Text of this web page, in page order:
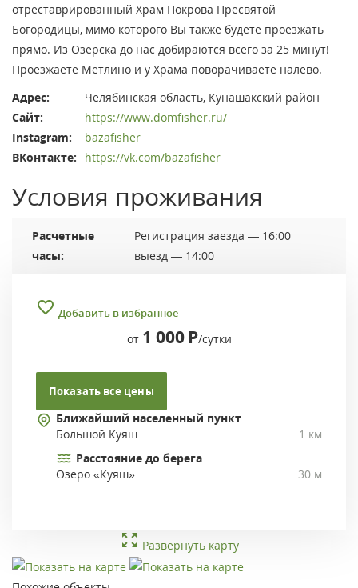
отреставрированный Храм Покрова Пресвятой
Богородицы, мимо которого Вы также будете проезжать
прямо. Из Озёрска до нас добираются всего за 25 минут!
Проезжаете Метлино и у Храма поворачиваете налево.
Адрес:
Челябинская область, Кунашакский район
Сайт:
https://www.domfisher.ru/
Instagram:
bazafisher
ВКонтакте:
https://vk.com/bazafisher
Условия проживания
Расчетные
часы:
Регистрация заезда — 16:00
выезд — 14:00
Добавить в избранное
от 1 000 Р/сутки
Показать все цены
Ближайший населенный пункт
Большой Куяш
1 км
Расстояние до берега
Озеро «Куяш»
30 м
Развернуть карту